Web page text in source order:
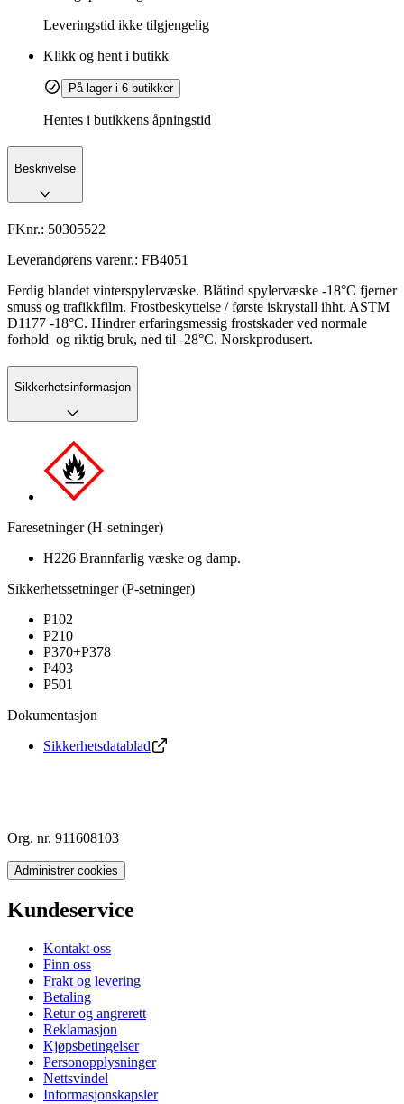
Leveringstid ikke tilgjengelig
Klikk og hent i butikk
På lager i 6 butikker
Hentes i butikkens åpningstid
Beskrivelse
FKnr.: 50305522
Leverandørens varenr.: FB4051
Ferdig blandet vinterspylervæske. Blåtind spylervæske -18°C fjerner
smuss og trafikkfilm. Frostbeskyttelse / første iskrystall ihht. ASTM
D1177 -18°C. Hindrer erfaringsmessig frostskader ved normale
forhold og riktig bruk, ned til -28°C. Norskprodusert.
Sikkerhetsinformasjon
Faresetninger (H-setninger)
H226 Brannfarlig væske og damp.
Sikkerhetssetninger (P-setninger)
P102
P210
P370+P378
P403
P501
Dokumentasjon
Sikkerhetsdatablad
Org. nr. 911608103
Administrer cookies
Kundeservice
Kontakt oss
Finn oss
Frakt og levering
Betaling
Retur og angrerett
Reklamasjon
Kjøpsbetingelser
Personopplysninger
Nettsvindel
Informasjonskapsler